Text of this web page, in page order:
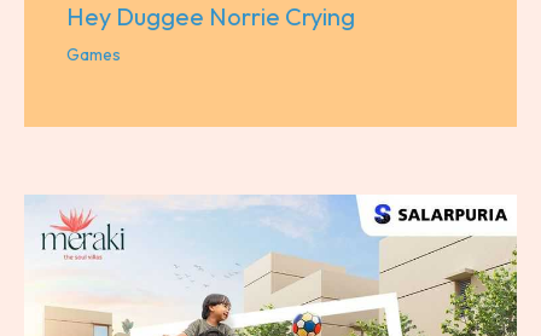
Hey Duggee Norrie Crying
Games